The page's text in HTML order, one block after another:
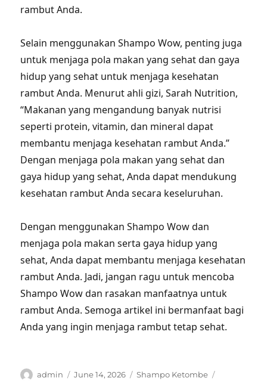
rambut Anda.
Selain menggunakan Shampo Wow, penting juga
untuk menjaga pola makan yang sehat dan gaya
hidup yang sehat untuk menjaga kesehatan
rambut Anda. Menurut ahli gizi, Sarah Nutrition,
“Makanan yang mengandung banyak nutrisi
seperti protein, vitamin, dan mineral dapat
membantu menjaga kesehatan rambut Anda.”
Dengan menjaga pola makan yang sehat dan
gaya hidup yang sehat, Anda dapat mendukung
kesehatan rambut Anda secara keseluruhan.
Dengan menggunakan Shampo Wow dan
menjaga pola makan serta gaya hidup yang
sehat, Anda dapat membantu menjaga kesehatan
rambut Anda. Jadi, jangan ragu untuk mencoba
Shampo Wow dan rasakan manfaatnya untuk
rambut Anda. Semoga artikel ini bermanfaat bagi
Anda yang ingin menjaga rambut tetap sehat.
Author
admin
Posted
June 14, 2026 Categories
Shampo Ketombe